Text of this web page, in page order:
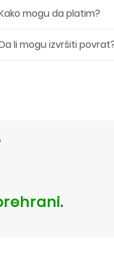
mogu da platim?
li mogu izvršiti
.